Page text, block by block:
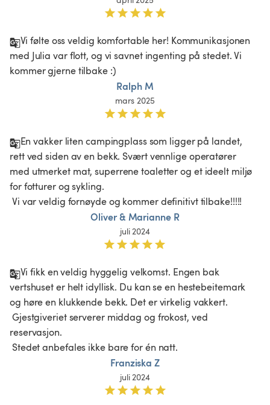
Vi følte oss veldig komfortable her! Kommunikasjonen
med Julia var flott, og vi savnet ingenting på stedet. Vi
kommer gjerne tilbake :)
Ralph M
mars 2025
En vakker liten campingplass som ligger på landet,
rett ved siden av en bekk. Svært vennlige operatører
med utmerket mat, superrene toaletter og et ideelt miljø
for fotturer og sykling.
Vi var veldig fornøyde og kommer definitivt tilbake!!!!!
Oliver & Marianne R
juli 2024
Vi fikk en veldig hyggelig velkomst. Engen bak
vertshuset er helt idyllisk. Du kan se en hestebeitemark
og høre en klukkende bekk. Det er virkelig vakkert.
reservasjon.
Stedet anbefales ikke bare for én natt.
Franziska Z
juli 2024